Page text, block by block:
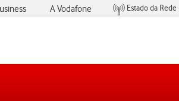
A Vodafone
Estado da Rede